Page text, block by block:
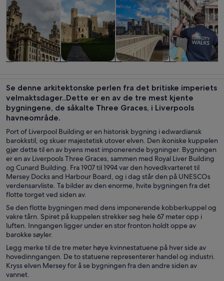
turer
Se denne arkitektonske perlen fra det britiske imperiets
velmaktsdager..Dette er en av de tre mest kjente
bygningene, de såkalte Three Graces, i Liverpools
havneområde.
Port of Liverpool Building er en historisk bygning i edwardiansk
barokkstil, og skuer majestetisk utover elven. Den ikoniske kuppelen
gjør dette til en av byens mest imponerende bygninger. Bygningen
er en av Liverpools Three Graces, sammen med Royal Liver Building
og Cunard Building. Fra 1907 til 1994 var den hovedkvarteret til
Mersey Docks and Harbour Board, og i dag står den på UNESCOs
verdensarvliste. Ta bilder av den enorme, hvite bygningen fra det
flotte torget ved siden av.
Se den flotte bygningen med dens imponerende kobberkuppel og
vakre tårn. Spiret på kuppelen strekker seg hele 67 meter opp i
luften. Inngangen ligger under en stor fronton holdt oppe av
barokke søyler.
Legg merke til de tre meter høye kvinnestatuene på hver side av
hovedinngangen. De to statuene representerer handel og industri.
Kryss elven Mersey for å se bygningen fra den andre siden av
vannet.